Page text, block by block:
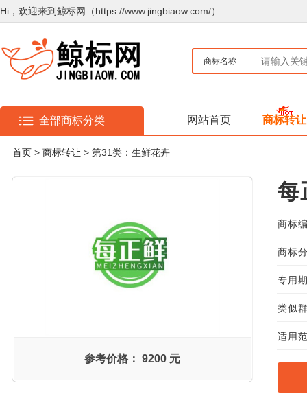
Hi，欢迎来到鲸标网（https://www.jingbiaow.com/）
商标名称
全部商标分类 网站首页 商标转让
首页 > 商标转让 > 第31类：生鲜花卉
参考价格： 9200 元
每
商标
商标
专用
类似
适用